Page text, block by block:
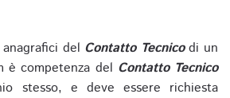
del Contatto Tecnicodi un
è competenza del Contatto Tecnico
stesso, e deve essere richiesta